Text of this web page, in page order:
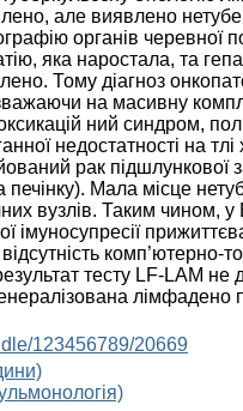
але виявлено
органів черевної
яка наростала, та
Тому діагноз
на масивну
ний синдром,
недостатності на
рак підшлункової
Мала місце
вузлів. Таким чином, у
імуносупресії
комп’ютерно-
тесту LF-LAM
лімфадено
123456789/20669